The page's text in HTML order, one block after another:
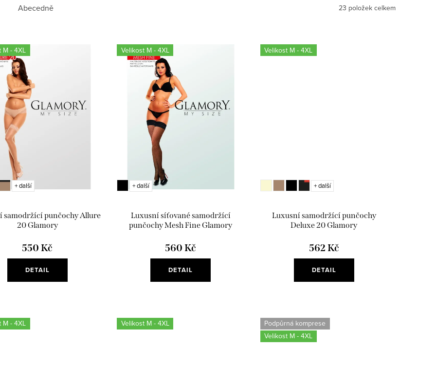
Abecedně 23 položek celkem
M - 4XL
+ další
samodržící punčochy Allure
20 Glamory
550 Kč
DETAIL
Velikost M - 4XL
+ další
Luxusní síťované samodržící
punčochy Mesh Fine Glamory
560 Kč
DETAIL
Velikost M - 4XL
+ další
Luxusní samodržící punčochy
Deluxe 20 Glamory
562 Kč
DETAIL
M - 4XL Velikost M - 4XL
Podpůrná komprese
Velikost M - 4XL